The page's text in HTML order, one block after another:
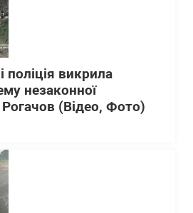
викрила
незаконної
Рогачов (Відео, Фото)